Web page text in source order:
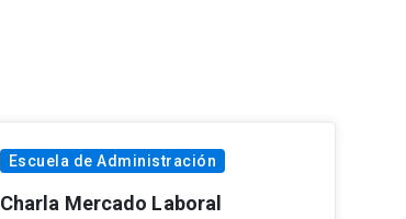
Escuela de Administración
Charla Mercado Laboral